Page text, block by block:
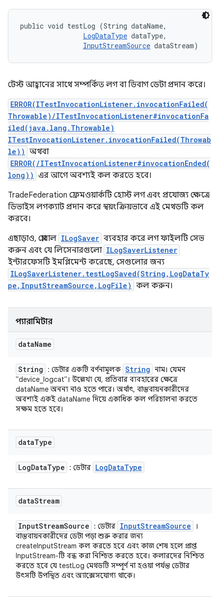
public void testLog (String dataName,
LogDataType dataType,
InputStreamSource dataStream)
টেস্ট আহ্বানের সাথে সম্পর্কিত লগ বা ডিবাগ ডেটা প্রদান করে।
ERROR(ITestInvocationListener.invocationFailed(
Throwable)/ITestInvocationListener#invocationFa
iled(java.lang.Throwable)
ITestInvocationListener.invocationFailed(Throwab
le)) অথবা
ERROR(/ITestInvocationListener#invocationEnded(
long)) এর আগে অবশ্যই কল করতে হবে।
TradeFederation ফ্রেমওয়ার্কটি হোস্ট লগ এবং প্রযোজ্য ক্ষেত্রে
ডিভাইস লগক্যাট প্রদান করে স্বয়ংক্রিয়ভাবে এই মেথডটি কল
করবে।
এছাড়াও, গ্লোবাল ILogSaver ব্যবহার করে লগ ফাইলটি সেভ
করুন এবং যে লিসেনারগুলো ILogSaverListener
ইন্টারফেসটি ইমপ্লিমেন্ট করেছে, সেগুলোর জন্য
ILogSaverListener.testLogSaved(String,LogDataTy
pe,InputStreamSource,LogFile) কল করুন।
প্যারামিটার
dataName
String : ডেটার একটি বর্ণনামূলক String নাম। যেমন
"device_logcat"। উল্লেখ্য যে, প্রতিবার ব্যবহারের ক্ষেত্রে
dataName অনন্য নাও হতে পারে। অর্থাৎ, বাস্তবায়নকারীদের
অবশ্যই একই dataName দিয়ে একাধিক কল পরিচালনা করতে
সক্ষম হতে হবে।
dataType
LogDataType : ডেটার LogDataType
dataStream
InputStreamSource : ডেটার InputStreamSource
।
বাস্তবায়নকারীদের ডেটা পড়া শুরু করার জন্য
createInputStream কল করতে হবে এবং কাজ শেষ হলে প্রাপ্ত
InputStream-টি বন্ধ করা নিশ্চিত করতে হবে। কলারদের নিশ্চিত
করতে হবে যে testLog মেথডটি সম্পূর্ণ না হওয়া পর্যন্ত ডেটার
উৎসটি উপস্থিত এবং অ্যাক্সেসযোগ্য থাকে।